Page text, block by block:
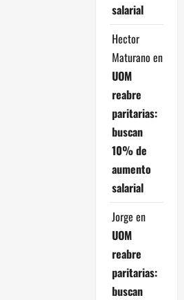
salarial
Hector
Maturano en
UOM
reabre
paritarias:
buscan
10% de
aumento
salarial
Jorge en
UOM
reabre
paritarias:
buscan